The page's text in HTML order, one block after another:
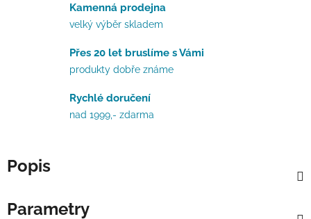
Kamenná prodejna
velký výběr skladem
Přes 20 let bruslíme s Vámi
produkty dobře známe
Rychlé doručení
nad 1999,- zdarma
Popis
Parametry